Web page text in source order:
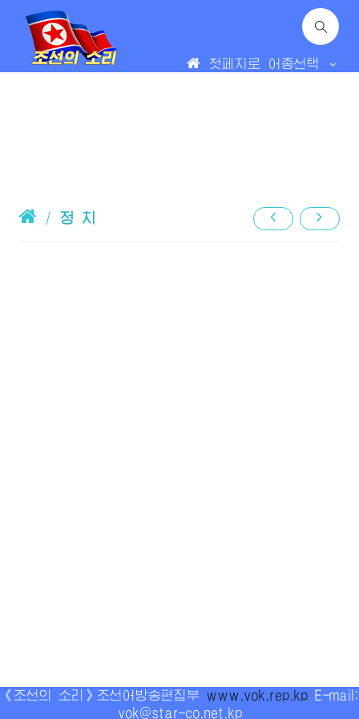
첫페지로 어종선택
/ 정 치
《조선의 소리》조선어방송편집부 www.vok.rep.kp E-mail:
vok@star-co.net.kp